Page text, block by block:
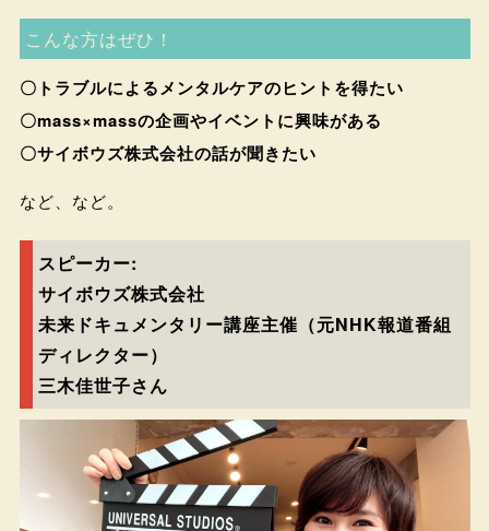
こんな方はぜひ！
〇トラブルによるメンタルケアのヒントを得たい
〇mass×massの企画やイベントに興味がある
〇サイボウズ株式会社の話が聞きたい
など、など。
スピーカー:
サイボウズ株式会社
未来ドキュメンタリー講座主催（元NHK報道番組
ディレクター）
三木佳世子さん